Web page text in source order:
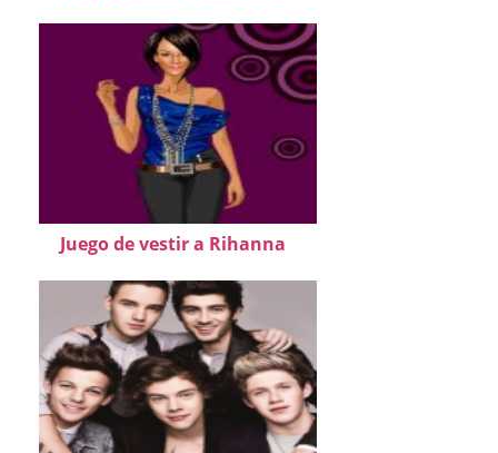
Juego de vestir a Rihanna